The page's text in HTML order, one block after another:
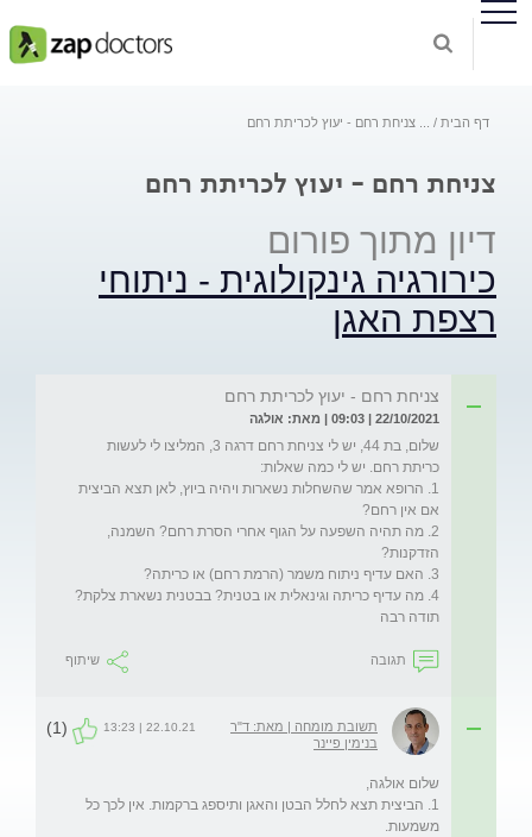
דף הבית צניחת רחם - יעוץ לכריתת רחם
צניחת רחם - יעוץ לכריתת רחם
דיון מתוך פורום
כירורגיה גינקולוגית - ניתוחי
רצפת האגן
צניחת רחם - יעוץ לכריתת רחם
22/10/2021 | 09:03 | מאת: אולגה
שלום, בת 44, יש לי צניחת רחם דרגה 3, המליצו לי לעשות
1. הרופא אמר שהשחלות נשארות ויהיה ביוץ, לאן תצא הביצית
2. מה תהיה השפעה על הגוף אחרי הסרת רחם? השמנה,
תודה רבה
תגובה שיתוף
תשובת מומחה | מאת: ד"ר
בנימין פיינר
22.10.21 | 13:23
(1)
1. הביצית תצא לחלל הבטן והאגן ותיספג ברקמות. אין לכך כל